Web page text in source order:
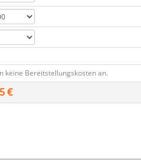
keine Bereitstellungskosten an.
€